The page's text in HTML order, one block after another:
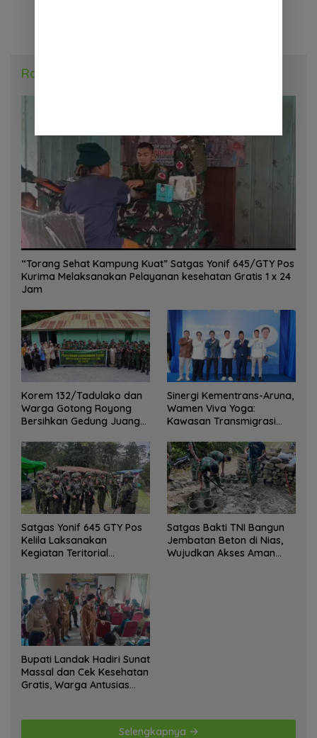
Radar Daerah
“Torang Sehat Kampung Kuat” Satgas Yonif 645/GTY Pos
Kurima Melaksanakan Pelayanan kesehatan Gratis 1 x 24
Jam
Korem 132/Tadulako dan
Warga Gotong Royong
Bersihkan Gedung Juang
Sinergi Kementrans-Aruna,
Wamen Viva Yoga:
Kawasan Transmigrasi
Ke Pasar Global
Satgas Yonif 645 GTY Pos
Kelila Laksanakan
Kegiatan Teritorial
Tokoh Adat dan Lurah
Satgas Bakti TNI Bangun
Jembatan Beton di Nias,
Wujudkan Akses Aman
Bupati Landak Hadiri Sunat
Massal dan Cek Kesehatan
Gratis, Warga Antusias
Selengkapnya